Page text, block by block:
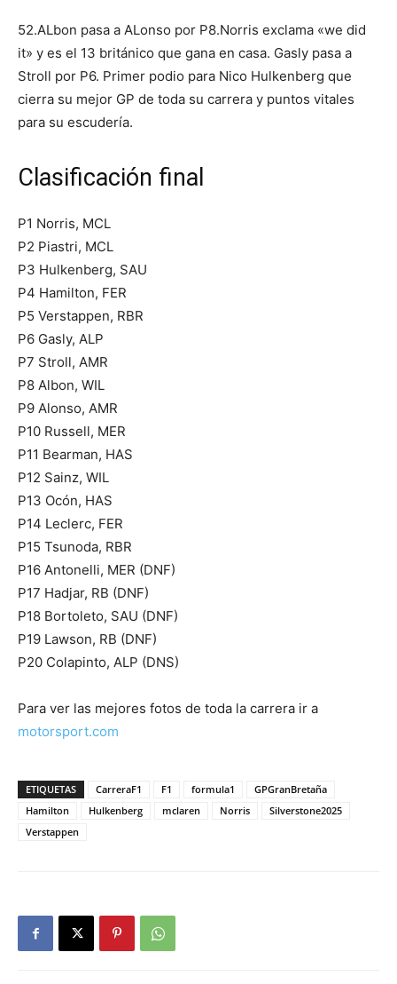
52.ALbon pasa a ALonso por P8.Norris exclama «we did
it» y es el 13 británico que gana en casa. Gasly pasa a
Stroll por P6. Primer podio para Nico Hulkenberg que
cierra su mejor GP de toda su carrera y puntos vitales
para su escudería.
Clasificación final
P1 Norris, MCL
P2 Piastri, MCL
P3 Hulkenberg, SAU
P4 Hamilton, FER
P5 Verstappen, RBR
P6 Gasly, ALP
P7 Stroll, AMR
P8 Albon, WIL
P9 Alonso, AMR
P10 Russell, MER
P11 Bearman, HAS
P12 Sainz, WIL
P13 Ocón, HAS
P14 Leclerc, FER
P15 Tsunoda, RBR
P16 Antonelli, MER (DNF)
P17 Hadjar, RB (DNF)
P18 Bortoleto, SAU (DNF)
P19 Lawson, RB (DNF)
P20 Colapinto, ALP (DNS)
Para ver las mejores fotos de toda la carrera ir a
motorsport.com
ETIQUETAS CarreraF1 F1 formula1
GPGranBretaña
Hamilton
Hulkenberg mclaren Norris
Silverstone2025
Verstappen